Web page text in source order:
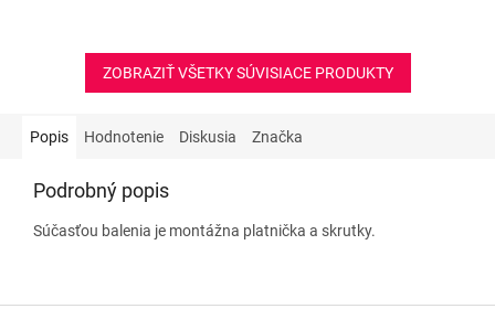
ZOBRAZIŤ VŠETKY SÚVISIACE PRODUKTY
Popis Hodnotenie Diskusia Značka
Podrobný popis
Súčasťou balenia je montážna platnička a skrutky.